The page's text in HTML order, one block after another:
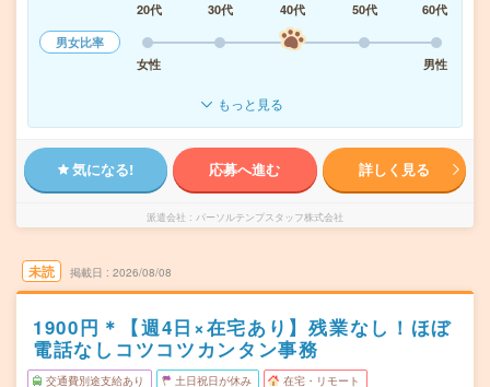
20代
30代 40代 50代
60代
男女比率
女性
男性
もっと見る
気になる! 応募へ進む 詳しく見る
派遣会社 パーソルテンプスタッフ株式会社
未読 掲載日 2026/08/08
1900円＊【週4日×在宅あり】残業なし！ほぼ
電話なしコツコツカンタン事務
交通費別途支給あり 土日祝日が休み 在宅・リモート